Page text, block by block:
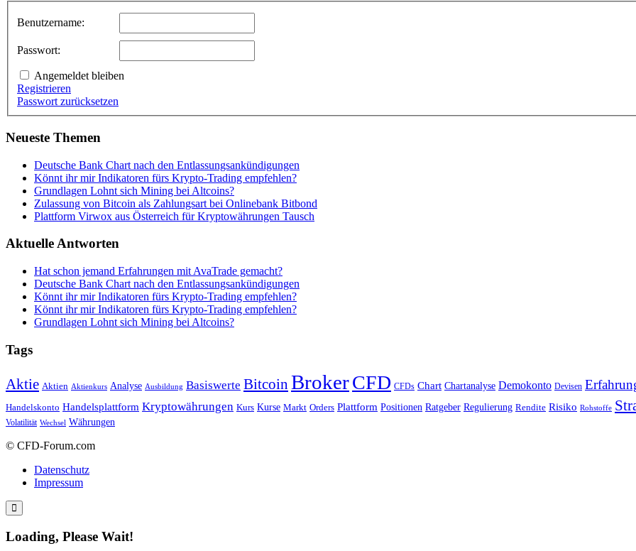
Benutzername:
Passwort:
Angemeldet bleiben
Registrieren
Passwort zurücksetzen
Neueste Themen
Deutsche Bank Chart nach den Entlassungsankündigungen
Könnt ihr mir Indikatoren fürs Krypto-Trading empfehlen?
Grundlagen Lohnt sich Mining bei Altcoins?
Zulassung von Bitcoin als Zahlungsart bei Onlinebank Bitbond
Plattform Virwox aus Österreich für Kryptowährungen Tausch
Aktuelle Antworten
Hat schon jemand Erfahrungen mit AvaTrade gemacht?
Deutsche Bank Chart nach den Entlassungsankündigungen
Könnt ihr mir Indikatoren fürs Krypto-Trading empfehlen?
Könnt ihr mir Indikatoren fürs Krypto-Trading empfehlen?
Grundlagen Lohnt sich Mining bei Altcoins?
Tags
Aktie Aktien Aktienkurs Analyse Ausbildung Basiswerte Bitcoin BrokerCFD CFDs Chart Chartanalyse Demokonto Devisen
Handelskonto Handelsplattform Kryptowährungen Kurs Kurse Markt Orders Plattform Positionen Ratgeber Regulierung Rendite Risiko Rohstoffe
Volatilität Wechsel Währungen
© CFD-Forum.com
Datenschutz
Impressum
Loading, Please Wait!